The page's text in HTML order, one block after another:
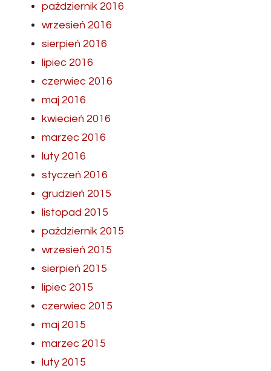
październik 2016
wrzesień 2016
sierpień 2016
lipiec 2016
czerwiec 2016
maj 2016
kwiecień 2016
marzec 2016
luty 2016
styczeń 2016
grudzień 2015
listopad 2015
październik 2015
wrzesień 2015
sierpień 2015
lipiec 2015
czerwiec 2015
maj 2015
marzec 2015
luty 2015